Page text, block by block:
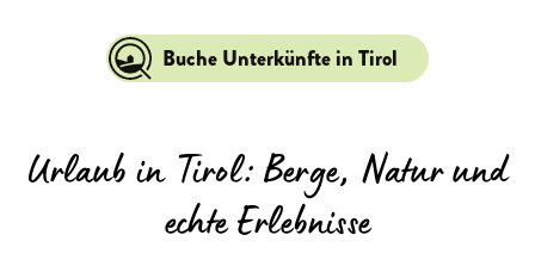
Buche Unterkünfte in Tirol
Urlaub in Tirol: Berge, Natur und
echte Erlebnisse